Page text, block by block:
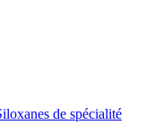
de spécialité